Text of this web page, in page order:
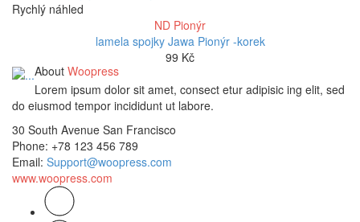
Rychlý náhled
ND Pionýr
lamela spojky Jawa Pionýr -korek
99 Kč
About Woopress
Lorem ipsum dolor sit amet, consect etur adipisic ing elit, sed
do eiusmod tempor incididunt ut labore.
30 South Avenue San Francisco
Phone: +78 123 456 789
Email: Support@woopress.com
www.woopress.com